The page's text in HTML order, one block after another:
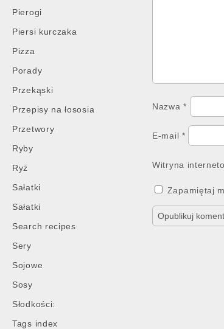
Pierogi
Piersi kurczaka
Pizza
Porady
Przekąski
Przepisy na łososia
Przetwory
Ryby
Ryż
Sałatki
Sałatki
Search recipes
Sery
Sojowe
Sosy
Słodkości:
Tags index
Nazwa*
E-mail *
Witryna
Zapamiętaj